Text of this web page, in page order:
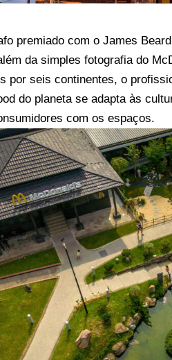
premiado com o James
da simples fotografia do
por seis continentes, o
do planeta se adapta às
com os espaços.